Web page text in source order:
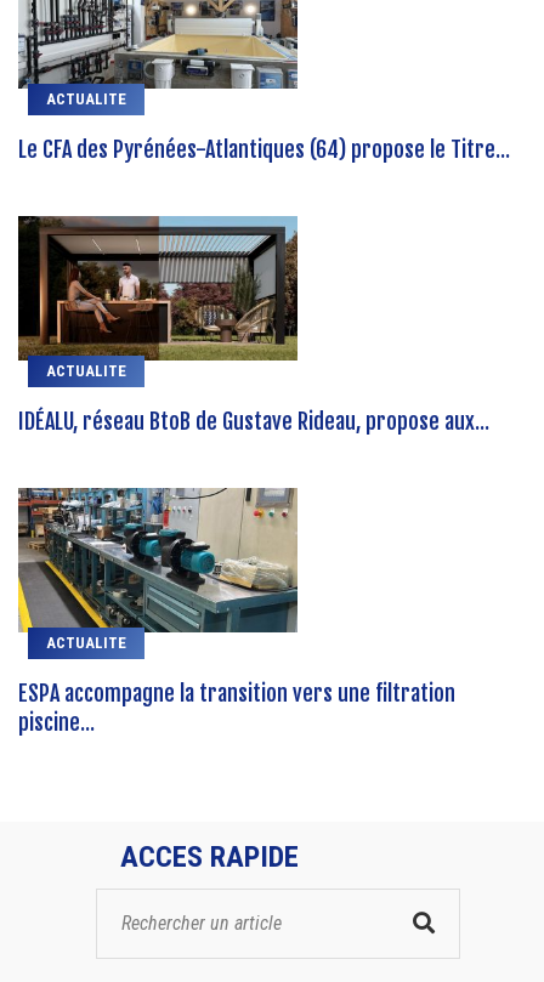
ACTUALITE
Le CFA des Pyrénées-Atlantiques (64) propose le Titre...
ACTUALITE
IDÉALU, réseau BtoB de Gustave Rideau, propose aux...
ACTUALITE
ESPA accompagne la transition vers une filtration
piscine...
ACCES RAPIDE